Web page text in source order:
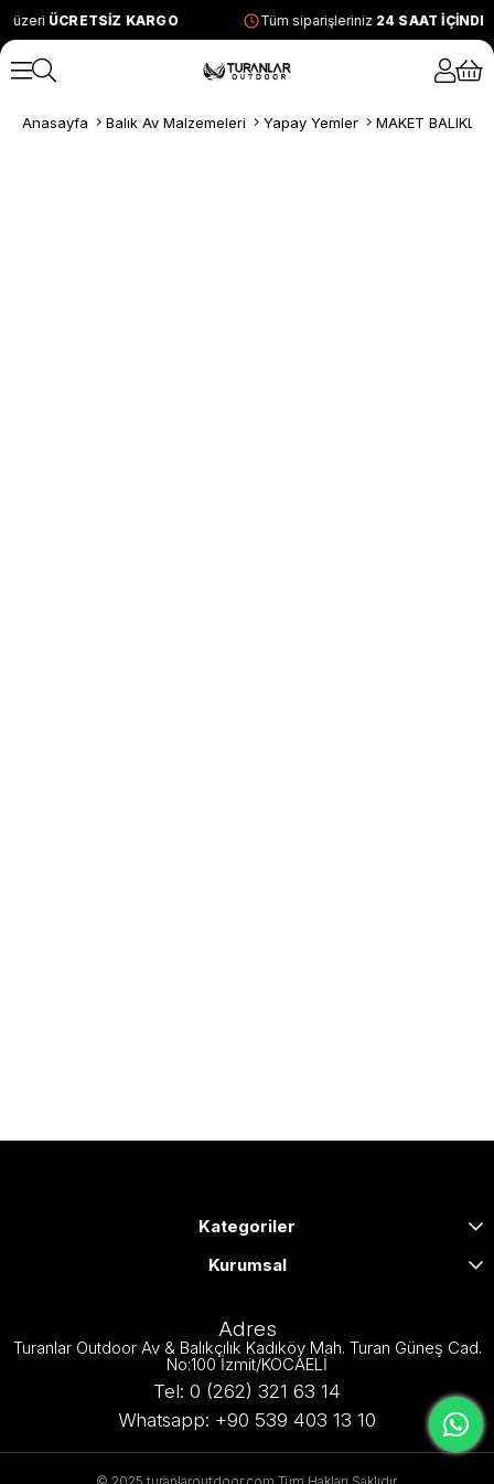
üzeri ÜCRETSİZ KARGO Tüm siparişleriniz 24 SAAT İÇİNDE
Anasayfa Balık Av Malzemeleri Yapay Yemler MAKET BALIKLAR
Kategoriler
Kurumsal
Adres
Turanlar Outdoor Av & Balıkçılık Kadıköy Mah. Turan Güneş Cad.
No:100 İzmit/KOCAELİ
Tel: 0 (262) 321 63 14
Whatsapp: +90 539 403 13 10